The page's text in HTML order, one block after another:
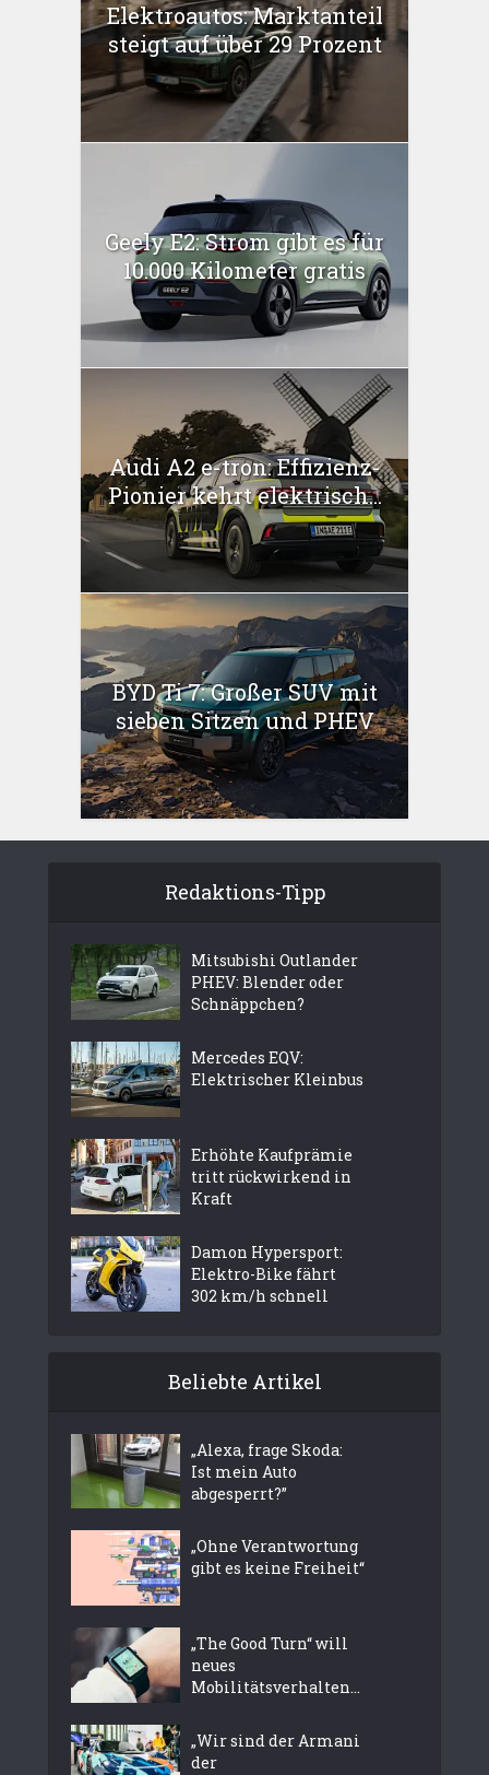
Elektroautos: Marktanteil
steigt auf über 29 Prozent
Geely E2: Strom gibt es für
10.000 Kilometer gratis
Audi A2 e-tron: Effizienz-
Pionier kehrt elektrisch...
BYD Ti 7: Großer SUV mit
sieben Sitzen und PHEV
Redaktions-Tipp
Mitsubishi Outlander
PHEV: Blender oder
Schnäppchen?
Mercedes EQV:
Elektrischer Kleinbus
Erhöhte Kaufprämie
tritt rückwirkend in
Kraft
Damon Hypersport:
Elektro-Bike fährt
302 km/h schnell
Beliebte Artikel
„Alexa, frage Skoda:
Ist mein Auto
abgesperrt?”
„Ohne Verantwortung
gibt es keine Freiheit“
„The Good Turn“ will
neues
Mobilitätsverhalten...
„Wir sind der Armani
der